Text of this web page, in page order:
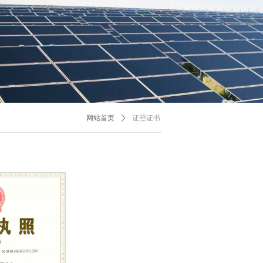
网站首页 ꄲ 证照证书